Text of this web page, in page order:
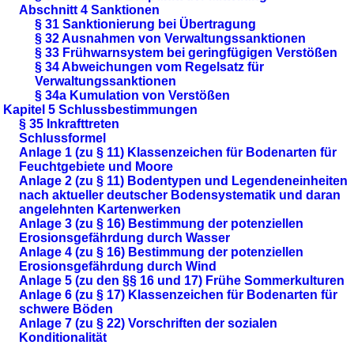
Abschnitt 4 Sanktionen
§ 31 Sanktionierung bei Übertragung
§ 32 Ausnahmen von Verwaltungssanktionen
§ 33 Frühwarnsystem bei geringfügigen Verstößen
§ 34 Abweichungen vom Regelsatz für
Verwaltungssanktionen
§ 34a Kumulation von Verstößen
Kapitel 5 Schlussbestimmungen
§ 35 Inkrafttreten
Schlussformel
Anlage 1 (zu § 11) Klassenzeichen für Bodenarten für
Feuchtgebiete und Moore
Anlage 2 (zu § 11) Bodentypen und Legendeneinheiten
nach aktueller deutscher Bodensystematik und daran
angelehnten Kartenwerken
Anlage 3 (zu § 16) Bestimmung der potenziellen
Erosionsgefährdung durch Wasser
Anlage 4 (zu § 16) Bestimmung der potenziellen
Erosionsgefährdung durch Wind
Anlage 5 (zu den §§ 16 und 17) Frühe Sommerkulturen
Anlage 6 (zu § 17) Klassenzeichen für Bodenarten für
schwere Böden
Anlage 7 (zu § 22) Vorschriften der sozialen
Konditionalität